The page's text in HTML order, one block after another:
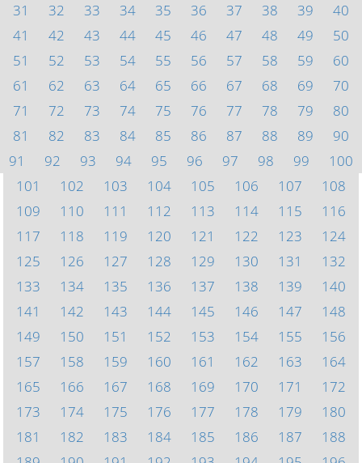
31
32 33 34 35 36 37 38 39
40
41
42 43 44 45 46 47 48 49
50
51
52 53 54 55 56 57 58 59
60
61
62 63 64 65 66 67 68 69
70
71
72 73 74 75 76 77 78 79
80
81
82 83 84 85 86 87 88 89
90
91
92 93 94 95 96 97 98 99
100
101
102 103 104 105 106 107
108
109
110 111 112 113 114 115
116
117
118 119 120 121 122 123
124
125
126 127 128 129 130 131
132
133
134 135 136 137 138 139
140
141
142 143 144 145 146 147
148
149
150 151 152 153 154 155
156
157
158 159 160 161 162 163
164
165
166 167 168 169 170 171
172
173
174 175 176 177 178 179
180
181
182 183 184 185 186 187
188